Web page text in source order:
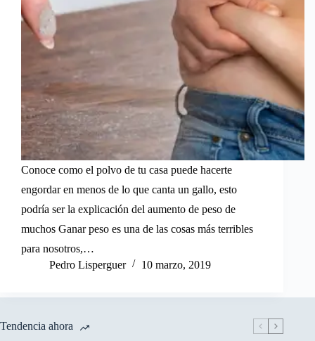
Conoce como el polvo de tu casa puede hacerte
engordar en menos de lo que canta un gallo, esto
podría ser la explicación del aumento de peso de
muchos Ganar peso es una de las cosas más terribles
para nosotros,…
Pedro Lisperguer
10 marzo, 2019
Tendencia ahora